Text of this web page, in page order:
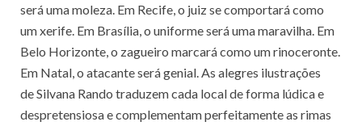
será uma moleza. Em Recife, o juiz se comportará como
um xerife. Em Brasília, o uniforme será uma maravilha. Em
Belo Horizonte, o zagueiro marcará como um rinoceronte.
Em Natal, o atacante será genial. As alegres ilustrações
de Silvana Rando traduzem cada local de forma lúdica e
despretensiosa e complementam perfeitamente as rimas